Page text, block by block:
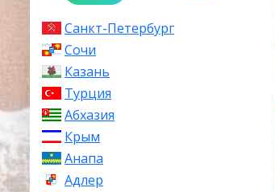
Санкт-Петербург
Сочи
Казань
Турция
Абхазия
Крым
Анапа
Адлер